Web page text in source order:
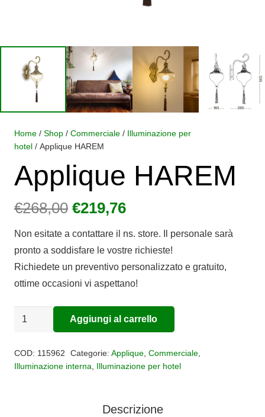
Home / Shop / Commerciale / Illuminazione per
hotel / Applique HAREM
Applique HAREM
€268,00 Il
originale
era:
€268,00.
€219,76Il
attuale
è:
€219,76.
Non esitate a contattare il ns. store. Il personale sarà
pronto a soddisfare le vostre richieste!
Richiedete un preventivo personalizzato e gratuito,
ottime occasioni vi aspettano!
Applique
Aggiungi al carrello
COD: 115962 Categorie: Applique, Commerciale,
Illuminazione interna, Illuminazione per hotel
Descrizione